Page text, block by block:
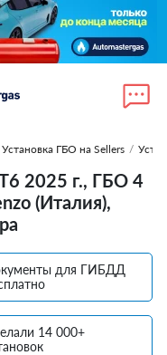
Установка ГБО на Sellers /
2025 г., ГБО 4
(Италия),
для ГИБДД
14 000+